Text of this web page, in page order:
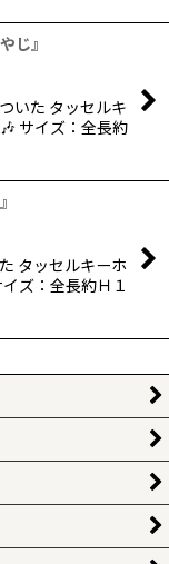
じ』
いた タッセルキ
サイズ：全長約
タッセルキーホ
ズ：全長約Ｈ１